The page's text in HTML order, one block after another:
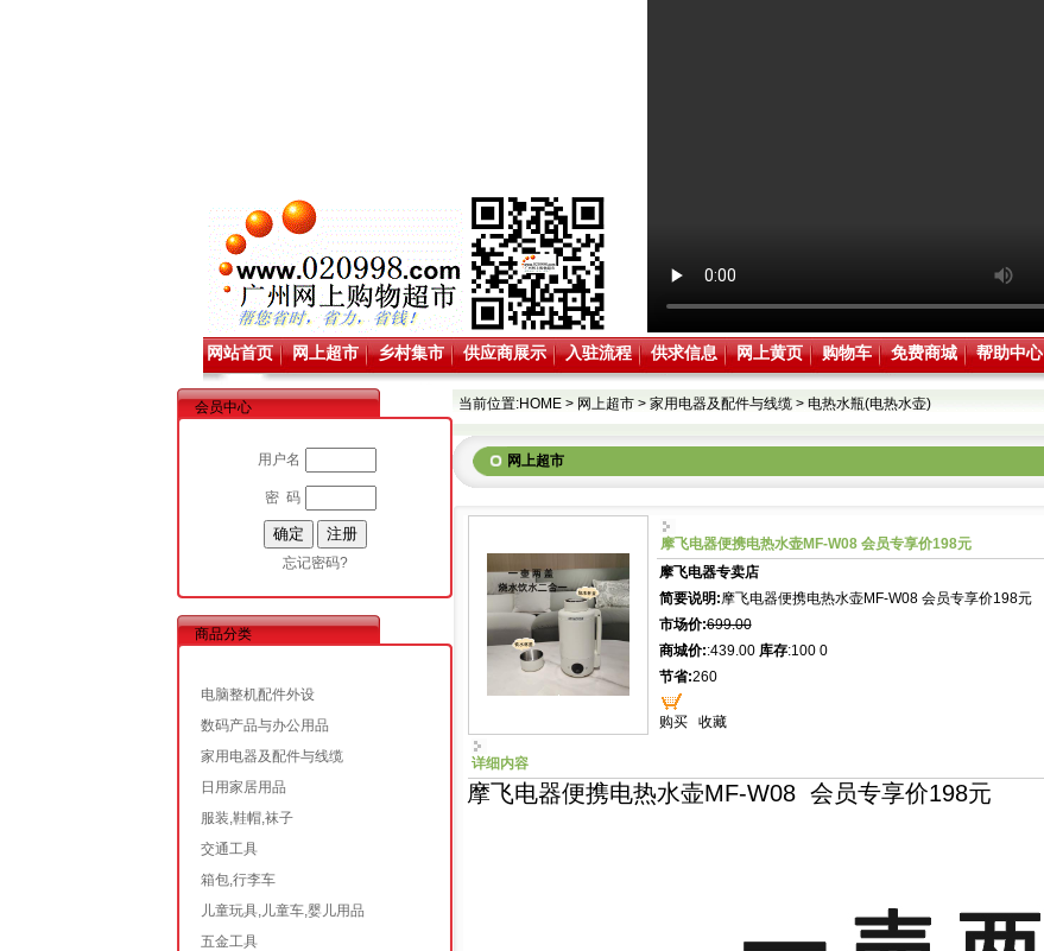
网站首页 网上超市 乡村集市 供应商展示 入驻流程 供求信息 网上黄页 购物车 免费商城 帮助中心
会员中心
用户名
密 码
忘记密码?
商品分类
电脑整机配件外设
数码产品与办公用品
家用电器及配件与线缆
日用家居用品
服装,鞋帽,袜子
交通工具
箱包,行李车
儿童玩具,儿童车,婴儿用品
五金工具
当前位置:HOME > 网上超市 > 家用电器及配件与线缆 > 电热水瓶(电热水壶)
网上超市
摩飞电器便携电热水壶MF-W08 会员专享价198元
摩飞电器专卖店
简要说明:摩飞电器便携电热水壶MF-W08 会员专享价198元
市场价:699.00
商城价::439.00 库存:100 0
节省:260
购买 收藏
详细内容
摩飞电器便携电热水壶MF-W08 会员专享价198元